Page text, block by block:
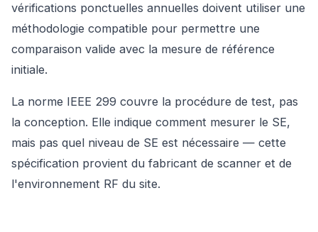
vérifications ponctuelles annuelles doivent utiliser une
méthodologie compatible pour permettre une
comparaison valide avec la mesure de référence
initiale.
La norme IEEE 299 couvre la procédure de test, pas
la conception. Elle indique comment mesurer le SE,
mais pas quel niveau de SE est nécessaire — cette
spécification provient du fabricant de scanner et de
l'environnement RF du site.